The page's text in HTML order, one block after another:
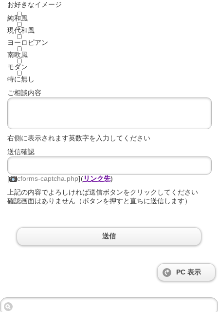
お好きなイメージ
純和風
現代和風
ヨーロピアン
南欧風
モダン
特に無し
ご相談内容
右側に表示されます英数字を入力してください
送信確認
[ cforms-captcha.php](リンク先)
上記の内容でよろしければ送信ボタンをクリックしてください
確認画面はありません（ボタンを押すと直ちに送信します）
PC 表示